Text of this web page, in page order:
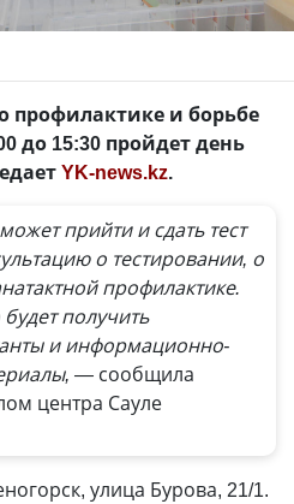
профилактике и борьбе
до 15:30 пройдет день
YK-news.kz.
прийти и сдать тест
о тестировании, о
профилактике.
получить
и информационно-
— сообщила
центра Сауле
улица Бурова, 21/1.